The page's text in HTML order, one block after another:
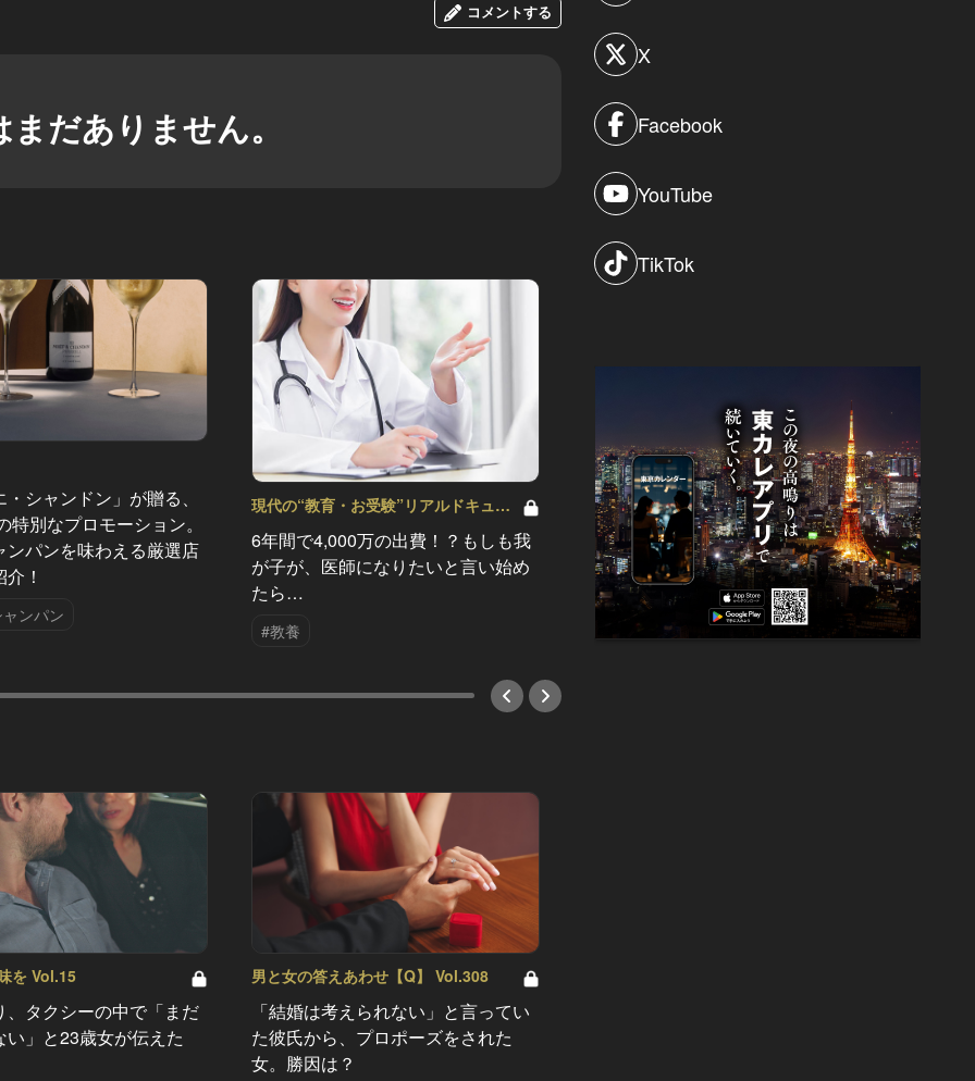
コメントする
だありません。
シャンドン」が贈る、
特別なプロモーション。
ンパンを味わえる厳選店
！
ンパン
現代の“教育・お受験”リアルドキュメ
6年間で4,000万の出費！？もしも我
が子が、医師になりたいと言い始め
たら…
#教養
「休日は予定を決めずに…」田村保
乃が、癒しを求めて過ごす場所と
は？
#夏休み
東京リ
「コロ
た」と
愛観が
を Vol.15
、タクシーの中で「まだ
い」と23歳女が伝えた
男と女の答えあわせ【Q】 Vol.308
「結婚は考えられない」と言ってい
た彼氏から、プロポーズをされた
女。勝因は？
X
Facebook
YouTube
TikTok